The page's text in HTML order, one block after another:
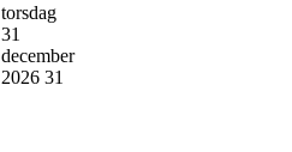
torsdag
31
december
2026 31